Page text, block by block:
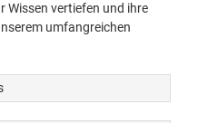
Wissen vertiefen und ihre
umfangreichen